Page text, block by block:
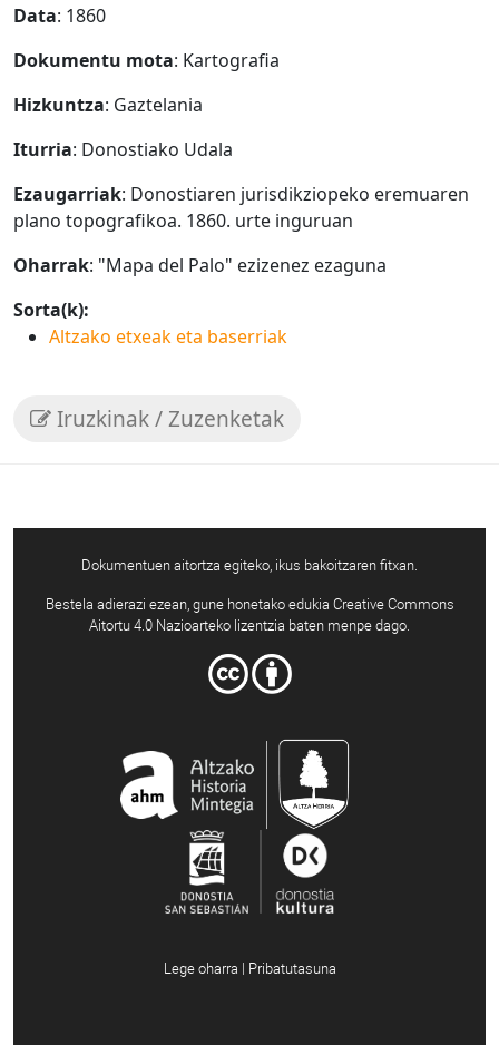
Data: 1860
Dokumentu mota: Kartografia
Hizkuntza: Gaztelania
Iturria: Donostiako Udala
Ezaugarriak: Donostiaren jurisdikziopeko eremuaren
plano topografikoa. 1860. urte inguruan
Oharrak: "Mapa del Palo" ezizenez ezaguna
Sorta(k):
Altzako etxeak eta baserriak
Iruzkinak / Zuzenketak
Dokumentuen aitortza egiteko, ikus bakoitzaren fitxan.
Bestela adierazi ezean, gune honetako edukia Creative Commons
Aitortu 4.0 Nazioarteko lizentzia baten menpe dago.
Lege oharra | Pribatutasuna